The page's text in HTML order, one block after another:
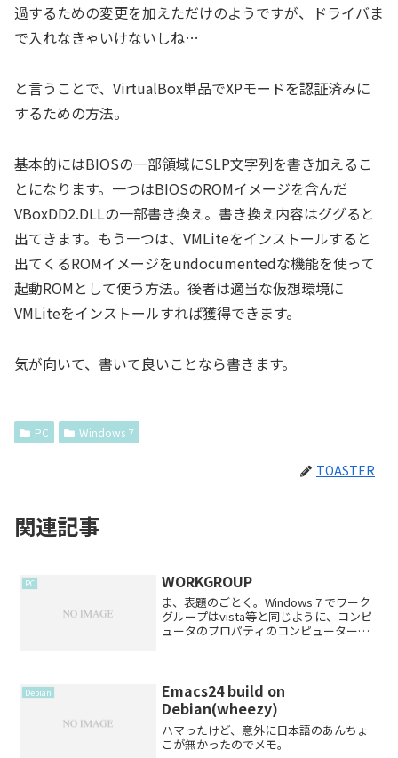
過するための変更を加えただけのようですが、ドライバま
で入れなきゃいけないしね…
と言うことで、VirtualBox単品でXPモードを認証済みに
するための方法。
基本的にはBIOSの一部領域にSLP文字列を書き加えるこ
とになります。一つはBIOSのROMイメージを含んだ
VBoxDD2.DLLの一部書き換え。書き換え内容はググると
出てきます。もう一つは、VMLiteをインストールすると
出てくるROMイメージをundocumentedな機能を使って
起動ROMとして使う方法。後者は適当な仮想環境に
VMLiteをインストールすれば獲得できます。
気が向いて、書いて良いことなら書きます。
PC Windows 7
TOASTER
関連記事
PC WORKGROUP
ま、表題のごとく。Windows 7 でワーク
グループはvista等と同じように、コンピ
ュータのプロパティのコンピューターの
Debian
Emacs24 build on
Debian(wheezy)
ハマったけど、意外に日本語のあんちょ
こが無かったのでメモ。